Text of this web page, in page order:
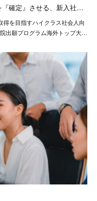
『確定』させる、新入社…
得を目指すハイクラス社会人向
出願プログラム海外トップ大…